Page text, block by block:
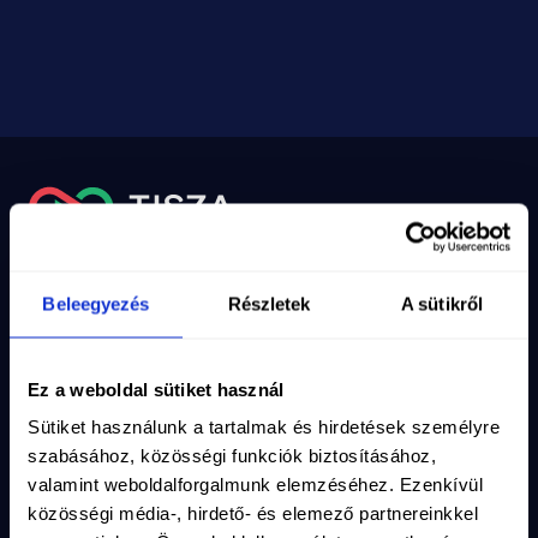
Beleegyezés Részletek A sütikről
Ez a weboldal sütiket használ
Sütiket használunk a tartalmak és hirdetések személyre
szabásához, közösségi funkciók biztosításához,
valamint weboldalforgalmunk elemzéséhez. Ezenkívül
közösségi média-, hirdető- és elemező partnereinkkel
Csatlakozz a TISZA Közösséghez!
Vezetéknév*
Keresztnév